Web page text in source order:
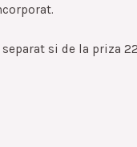
si de la priza